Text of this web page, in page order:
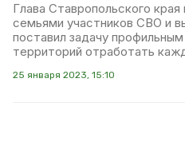
Глава Ставропольского
семьями участников СВО и
поставил задачу
территорий отработать
25 января 2023, 15:10